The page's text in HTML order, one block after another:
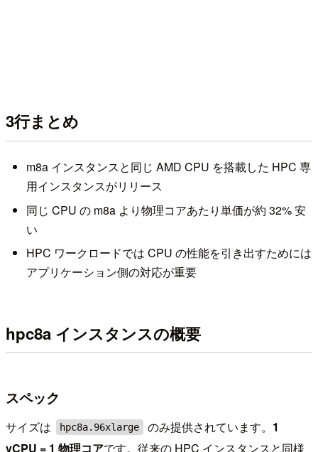
3行まとめ
m8a インスタンスと同じ AMD CPU を搭載した HPC 専
用インスタンスがリリース
同じ CPU の m8a より物理コアあたり単価が約 32% 安
い
HPC ワークロードでは CPU の性能を引き出すためには
アプリケーション側の対応が重要
hpc8a インスタンスの概要
スペック
サイズは hpc8a.96xlarge のみ提供されています。 1
vCPU = 1 物理コアです。従来の HPC インスタンスと同様